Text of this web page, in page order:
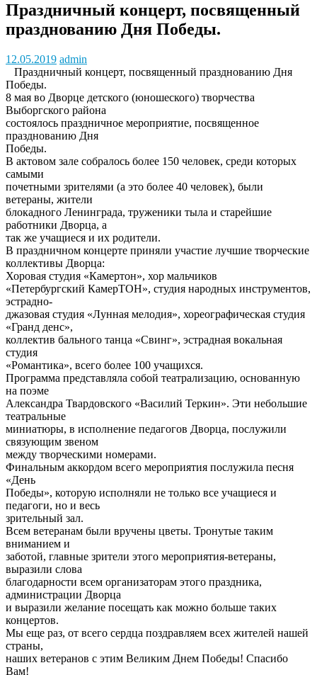
Праздничный концерт, посвященный
празднованию Дня Победы.
12.05.2019 admin
Праздничный концерт, посвященный празднованию Дня
Победы.
8 мая во Дворце детского (юношеского) творчества
Выборгского района
состоялось праздничное мероприятие, посвященное
празднованию Дня
Победы.
В актовом зале собралось более 150 человек, среди которых
самыми
почетными зрителями (а это более 40 человек), были
ветераны, жители
блокадного Ленинграда, труженики тыла и старейшие
работники Дворца, а
так же учащиеся и их родители.
В праздничном концерте приняли участие лучшие творческие
коллективы Дворца:
Хоровая студия «Камертон», хор мальчиков
«Петербургский КамерТОН», студия народных инструментов,
эстрадно-
джазовая студия «Лунная мелодия», хореографическая студия
«Гранд денс»,
коллектив бального танца «Свинг», эстрадная вокальная
студия
«Романтика», всего более 100 учащихся.
Программа представляла собой театрализацию, основанную
на поэме
Александра Твардовского «Василий Теркин». Эти небольшие
театральные
миниатюры, в исполнение педагогов Дворца, послужили
связующим звеном
между творческими номерами.
Финальным аккордом всего мероприятия послужила песня
«День
Победы», которую исполняли не только все учащиеся и
педагоги, но и весь
зрительный зал.
Всем ветеранам были вручены цветы. Тронутые таким
вниманием и
заботой, главные зрители этого мероприятия-ветераны,
выразили слова
благодарности всем организаторам этого праздника,
администрации Дворца
и выразили желание посещать как можно больше таких
концертов.
Мы еще раз, от всего сердца поздравляем всех жителей нашей
страны,
наших ветеранов с этим Великим Днем Победы! Спасибо
Вам!